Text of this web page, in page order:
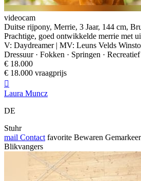
videocam
Duitse rijpony, Merrie, 3 Jaar, 144 cm,
Prachtige, goed ontwikkelde merrie met
V: Daydreamer | MV: Leuns Velds
Dressuur · Fokken · Springen · Recreatief
€ 18.000
€ 18.000 vraagprijs

Laura Muncz
DE
Stuhr
mail Contact favorite Bewaren
Blikvangers